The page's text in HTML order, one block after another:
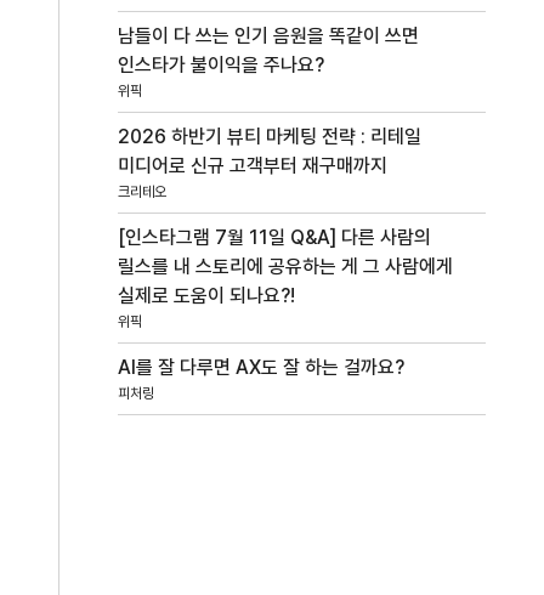
남들이 다 쓰는 인기 음원을 똑같이 쓰면
인스타가 불이익을 주나요?
위픽
2026 하반기 뷰티 마케팅 전략 : 리테일
미디어로 신규 고객부터 재구매까지
크리테오
[인스타그램 7월 11일 Q&A] 다른 사람의
릴스를 내 스토리에 공유하는 게 그 사람에게
실제로 도움이 되나요?!
위픽
AI를 잘 다루면 AX도 잘 하는 걸까요?
피처링